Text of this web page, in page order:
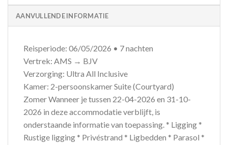
AANVULLENDE INFORMATIE
Reisperiode: 06/05/2026 • 7 nachten
Vertrek: AMS → BJV
Verzorging: Ultra All Inclusive
Kamer: 2-persoonskamer Suite (Courtyard)
Zomer Wanneer je tussen 22-04-2026 en 31-10-
2026 in deze accommodatie verblijft, is
onderstaande informatie van toepassing. * Ligging *
Rustige ligging * Privéstrand * Ligbedden * Parasol *